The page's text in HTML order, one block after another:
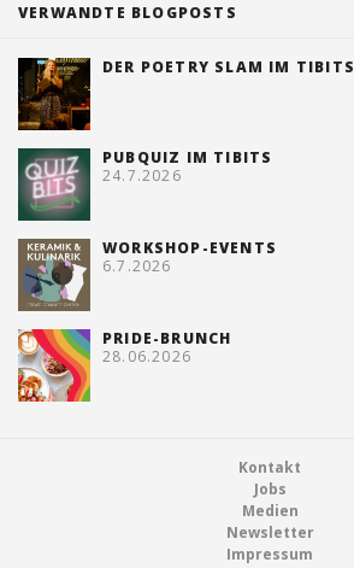
VERWANDTE BLOGPOSTS
DER POETRY SLAM IM TIBITS
PUBQUIZ IM TIBITS
24.7.2026
WORKSHOP-EVENTS
6.7.2026
PRIDE-BRUNCH
28.06.2026
Kontakt
Jobs
Medien
Newsletter
Impressum